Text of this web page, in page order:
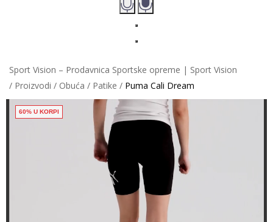
Sport Vision – Prodavnica Sportske opreme | Sport Vision
Proizvodi
Obuća Patike Puma Cali Dream
60% U KORPI